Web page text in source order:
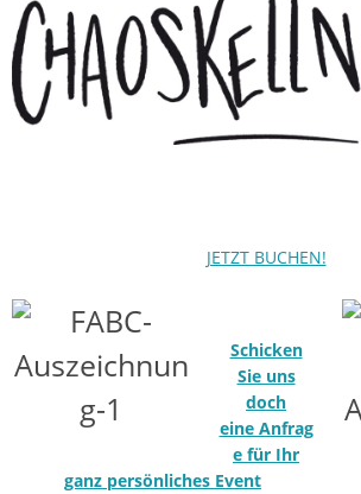
JETZT BUCHEN!
Schicken
Sie uns
doch
eine Anfrag
e für Ihr
ganz persönliches Event